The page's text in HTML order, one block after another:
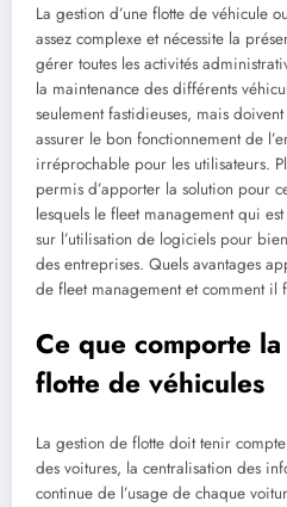
La gestion d’une flotte de véhicule
assez complexe et nécessite la
gérer toutes les activités
la maintenance des différents
seulement fastidieuses, mais
assurer le bon fonctionnement de
irréprochable pour les utilisateurs.
permis d’apporter la solution pour
lesquels le fleet management qui
sur l’utilisation de logiciels pour
des entreprises. Quels avantages
de fleet management et comment il
Ce que comporte
flotte de véhicules
La gestion de flotte doit tenir
des voitures, la centralisation des
continue de l’usage de chaque